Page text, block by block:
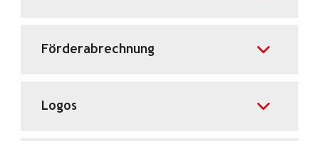
Förderabrechnung
Logos